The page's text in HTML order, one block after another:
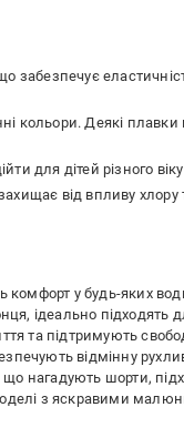
забезпечує
кольори. Деякі
для дітей різного віку
від впливу хлору
комфорт у будь-яких
ідеально підходять
та підтримують
відмінну
що нагадують шорти,
з яскравими